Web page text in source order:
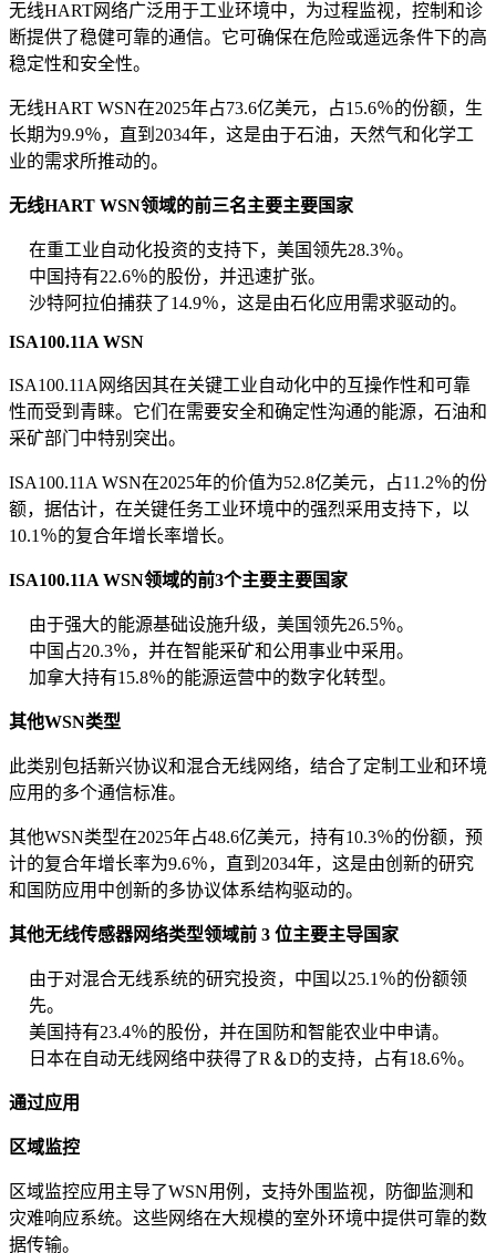
无线HART网络广泛用于工业环境中，为过程监视，控制和诊
断提供了稳健可靠的通信。它可确保在危险或遥远条件下的高
稳定性和安全性。
无线HART WSN在2025年占73.6亿美元，占15.6％的份额，生
长期为9.9％，直到2034年，这是由于石油，天然气和化学工
业的需求所推动的。
无线HART WSN领域的前三名主要主要国家
在重工业自动化投资的支持下，美国领先28.3％。
中国持有22.6％的股份，并迅速扩张。
沙特阿拉伯捕获了14.9％，这是由石化应用需求驱动的。
ISA100.11A WSN
ISA100.11A网络因其在关键工业自动化中的互操作性和可靠
性而受到青睐。它们在需要安全和确定性沟通的能源，石油和
采矿部门中特别突出。
ISA100.11A WSN在2025年的价值为52.8亿美元，占11.2％的份
额，据估计，在关键任务工业环境中的强烈采用支持下，以
10.1％的复合年增长率增长。
ISA100.11A WSN领域的前3个主要主要国家
由于强大的能源基础设施升级，美国领先26.5％。
中国占20.3％，并在智能采矿和公用事业中采用。
加拿大持有15.8％的能源运营中的数字化转型。
其他WSN类型
此类别包括新兴协议和混合无线网络，结合了定制工业和环境
应用的多个通信标准。
其他WSN类型在2025年占48.6亿美元，持有10.3％的份额，预
计的复合年增长率为9.6％，直到2034年，这是由创新的研究
和国防应用中创新的多协议体系结构驱动的。
其他无线传感器网络类型领域前 3 位主要主导国家
由于对混合无线系统的研究投资，中国以25.1％的份额领
先。
美国持有23.4％的股份，并在国防和智能农业中申请。
日本在自动无线网络中获得了R＆D的支持，占有18.6％。
通过应用
区域监控
区域监控应用主导了WSN用例，支持外围监视，防御监测和
灾难响应系统。这些网络在大规模的室外环境中提供可靠的数
据传输。